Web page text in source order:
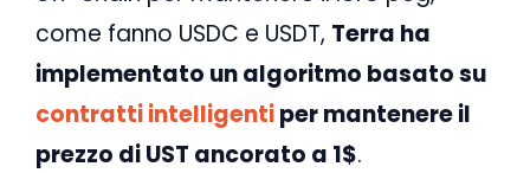
come fanno USDC e USDT, Terra ha
implementato un algoritmo basato su
contratti intelligentiper mantenere il
prezzo di UST ancorato a 1$.